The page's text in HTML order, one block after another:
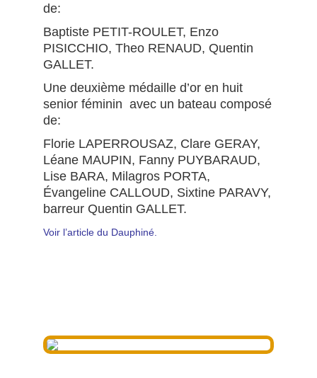
de:
Baptiste PETIT-ROULET, Enzo
PISICCHIO, Theo RENAUD, Quentin
GALLET.
Une deuxième médaille d’or en huit
senior féminin avec un bateau composé
de:
Florie LAPERROUSAZ, Clare GERAY,
Léane MAUPIN, Fanny PUYBARAUD,
Lise BARA, Milagros PORTA,
Évangeline CALLOUD, Sixtine PARAVY,
barreur Quentin GALLET.
Voir l’article du Dauphiné.